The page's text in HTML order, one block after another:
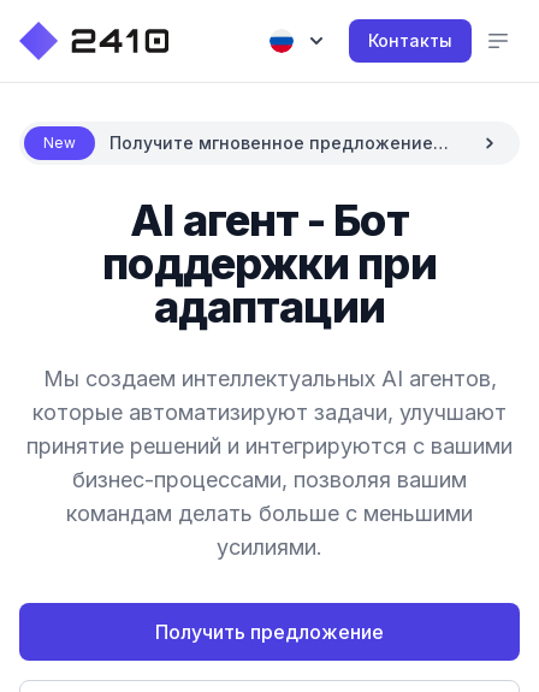
Контакты
New
Получите мгновенное предложение
AI агент - Бот
поддержки при
адаптации
Мы создаем интеллектуальных AI агентов,
которые автоматизируют задачи, улучшают
принятие решений и интегрируются с вашими
бизнес-процессами, позволяя вашим
командам делать больше с меньшими
усилиями.
Получить предложение